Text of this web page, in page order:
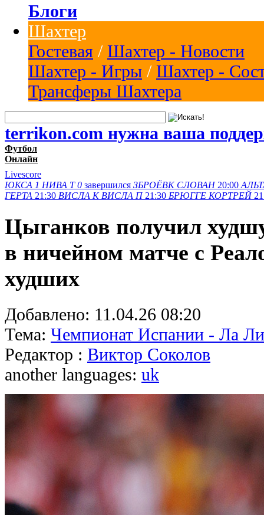
Блоги
Шахтер
Гостевая / Шахтер - Новости
Шахтер - Игры / Шахтер -
Трансферы Шахтера
terrikon.com нужна ваша
Футбол
Онлайн
Livescore
ЮКСА 1 НИВА Т 0 завершился ЗБРОЁВК СЛОВАН 20:00
ГЕРТА 21:30 ВИСЛА K ВИСЛА П 21:30 БРЮГГЕ КОРТРЕЙ
Цыганков получил
в ничейном матче с
худших
Добавлено: 11.04.26 08:20
Тема: Чемпионат Испании - Ла
Редактор : Виктор Соколов
another languages: uk